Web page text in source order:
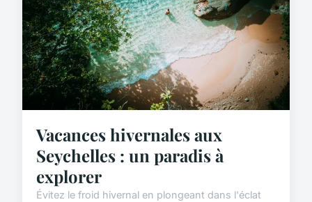
Vacances hivernales aux
Seychelles : un paradis à
explorer
Évitez le froid hivernal en plongeant dans l'éclat